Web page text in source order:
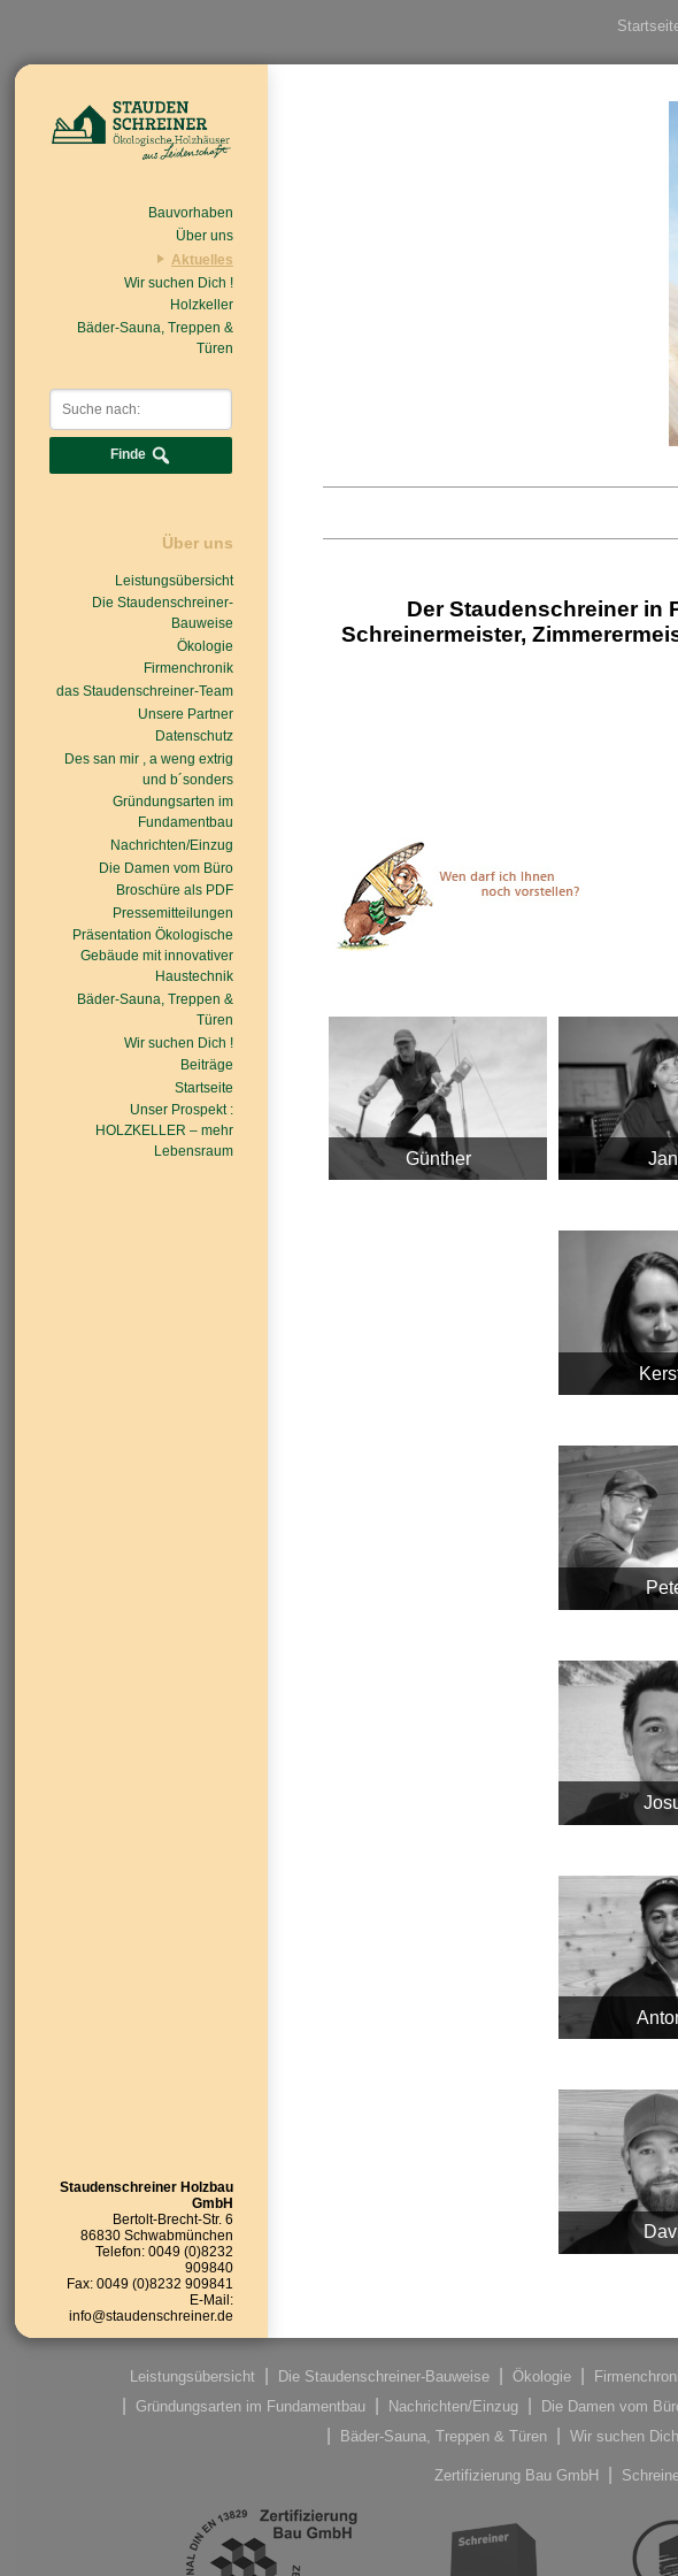
Bauvorhaben
Über uns
Aktuelles
Beiträge
Nachrichten/Einzug
Wir suchen Dich !
Holzkeller
Bäder-Sauna, Treppen &
Türen
Finde
Über uns
Leistungsübersicht
Die Staudenschreiner-
Bauweise
Ökologie
Firmenchronik
das Staudenschreiner-Team
Unsere Partner
Datenschutz
Des san mir , a weng extrig
und b´sonders
Gründungsarten im
Fundamentbau
Nachrichten/Einzug
Die Damen vom Büro
Broschüre als PDF
Pressemitteilungen
Präsentation Ökologische
Gebäude mit innovativer
Haustechnik
Bäder-Sauna, Treppen &
Türen
Wir suchen Dich !
Beiträge
Startseite
Unser Prospekt :
HOLZKELLER – mehr
Lebensraum
Staudenschreiner Holzbau
GmbH
Bertolt-Brecht-Str. 6
86830 Schwabmünchen
Telefon: 0049 (0)8232
909840
Fax: 0049 (0)8232 909841
E-Mail:
info@staudenschreiner.de
Der Staudenschreiner in
Schreinermeister,
Günther
Leistungsübersicht Die Staudenschreiner-Bauweise Ökologie
Gründungsarten im Fundamentbau
Nachrichten/Einzug Die Damen vom
Bäder-Sauna, Treppen & Türen
Wir suchen
Zertifizierung Bau GmbH